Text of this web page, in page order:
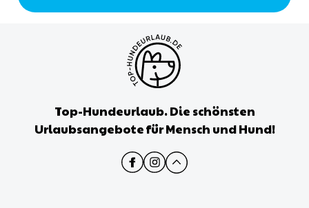
Top-Hundeurlaub. Die schönsten
Urlaubsangebote für Mensch und Hund!